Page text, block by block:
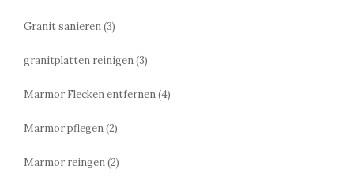
Granit sanieren(3)
granitplatten reinigen(3)
Marmor Flecken entfernen(4)
Marmor pflegen(2)
Marmor reingen(2)